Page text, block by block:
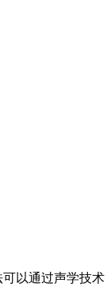
以通过声学技术